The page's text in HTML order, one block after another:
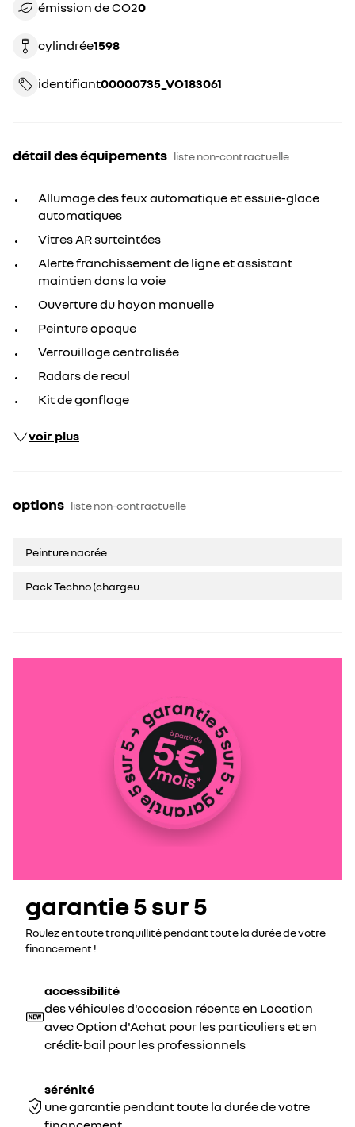
émission de CO20
cylindrée 1598
identifiant 00000735_VO183061
détail des équipements liste non-contractuelle
Allumage des feux automatique et essuie-glace
automatiques
Vitres AR surteintées
Alerte franchissement de ligne et assistant
maintien dans la voie
Ouverture du hayon manuelle
Peinture opaque
Verrouillage centralisée
Radars de recul
Kit de gonflage
voir plus
options liste non-contractuelle
Peinture nacrée
Pack Techno (chargeu
garantie 5 sur 5
Roulez en toute tranquillité pendant toute la durée de votre
financement !
accessibilité
des véhicules d'occasion récents en Location
avec Option d'Achat pour les particuliers et en
crédit-bail pour les professionnels
sérénité
une garantie pendant toute la durée de votre